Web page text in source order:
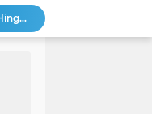
Bitmine: 4,2 Juta Ethereum Terkumpul, Kekayaan Kripto Melonjak Hingga $14,5 Miliar